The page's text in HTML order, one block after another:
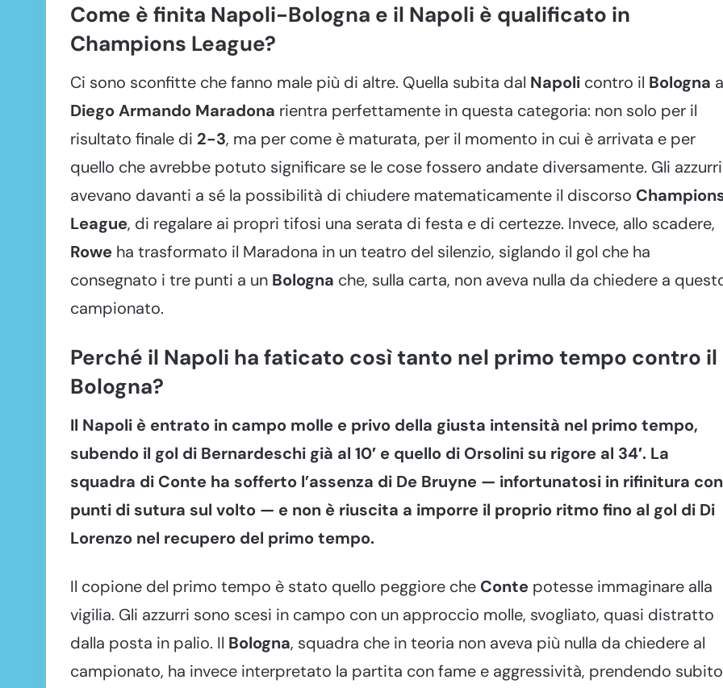
Come è finita Napoli-Bologna e il Napoli è qualificato in
Champions League?
Ci sono sconfitte che fanno male più di altre. Quella subita dal Napoli contro il Bologna
Diego Armando Maradona rientra perfettamente in questa categoria: non solo per il
risultato finale di 2-3, ma per come è maturata, per il momento in cui è arrivata e per
quello che avrebbe potuto significare se le cose fossero andate diversamente. Gli azzurri
avevano davanti a sé la possibilità di chiudere matematicamente il discorso
League, di regalare ai propri tifosi una serata di festa e di certezze. Invece, allo scadere,
Rowe ha trasformato il Maradona in un teatro del silenzio, siglando il gol che ha
consegnato i tre punti a un Bologna che, sulla carta, non aveva nulla da chiedere a
campionato.
Perché il Napoli ha faticato così tanto nel primo tempo contro il
Bologna?
Il Napoli è entrato in campo molle e privo della giusta intensità nel primo tempo,
subendo il gol di Bernardeschi già al 10′ e quello di Orsolini su rigore al 34′. La
squadra di Conte ha sofferto l’assenza di De Bruyne — infortunatosi in rifinitura con
punti di sutura sul volto — e non è riuscita a imporre il proprio ritmo fino al gol di Di
Lorenzo nel recupero del primo tempo.
Il copione del primo tempo è stato quello peggiore che Conte potesse immaginare alla
vigilia. Gli azzurri sono scesi in campo con un approccio molle, svogliato, quasi distratto
dalla posta in palio. Il Bologna, squadra che in teoria non aveva più nulla da chiedere al
campionato, ha invece interpretato la partita con fame e aggressività, prendendo subito